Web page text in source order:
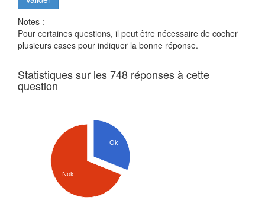
Notes :
Pour certaines questions, il peut être nécessaire de cocher
plusieurs cases pour indiquer la bonne réponse.
Statistiques sur les 748 réponses à cette
question
Ok
Nok